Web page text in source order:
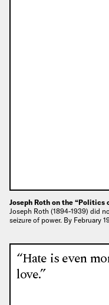
Joseph Roth on the
Joseph Roth (1894-1939) did
seizure of power. By February
“Hate is even
love.”